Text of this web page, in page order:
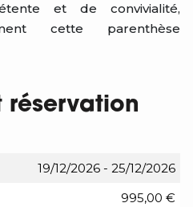
et de convivialité,
cette parenthèse
réservation
19/12/2026 - 25/12/2026
995,00 €